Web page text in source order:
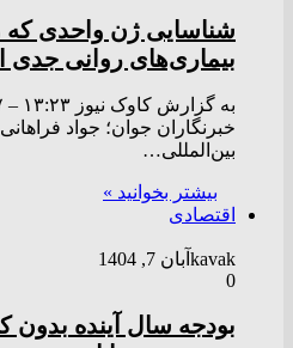
شناسایی ژن واحدی که
بیماری‌های روانی
خبرنگاران جوان؛ جواد
بین‌المللی…
بیشتر بخوانید »
اقتصادی
kavak آبان 7, 1404
0
بودجه سال آینده